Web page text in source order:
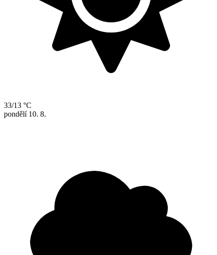
33/13 °C
pondělí 10. 8.